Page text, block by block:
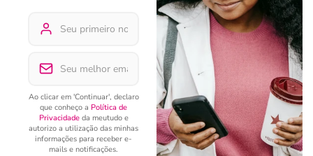
Ao clicar em 'Continuar', declaro
que conheço a Política de
Privacidadeda meutudo e
autorizo a utilização das minhas
informações para receber e-
mails e notificações.